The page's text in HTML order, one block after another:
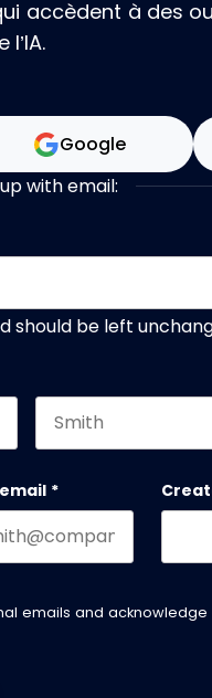
accèdent à des
Google
with email:
should be left
*
emails and acknowledge